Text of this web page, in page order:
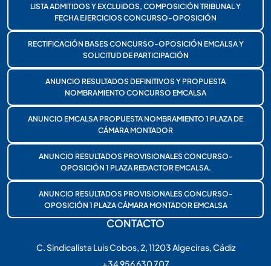
LISTA ADMITIDOS Y EXCLUIDOS, COMPOSICIÓN TRIBUNAL Y
FECHA EJERCICIOS CONCURSO-OPOSICIÓN
RECTIFICACIÓN BASES CONCURSO-OPOSICIÓN EMCALSA Y
SOLICITUD DE PARTICIPACIÓN
ANUNCIO RESULTADOS DEFINITIVOS Y PROPUESTA
NOMBRAMIENTO CONCURSO EMCALSA
ANUNCIO EMCALSA PROPUESTA NOMBRAMIENTO 1 PLAZA DE
CÁMARA MONTADOR
ANUNCIO RESULTADOS PROVISIONALES CONCURSO-
OPOSICIÓN 1 PLAZA REDACTOR EMCALSA.
ANUNCIO RESULTADOS PROVISIONALES CONCURSO-
OPOSICIÓN 1 PLAZA CÁMARA MONTADOR EMCALSA
CONTACTO
C. Sindicalista Luis Cobos, 2, 11203 Algeciras, Cádiz
+34 956 630 707